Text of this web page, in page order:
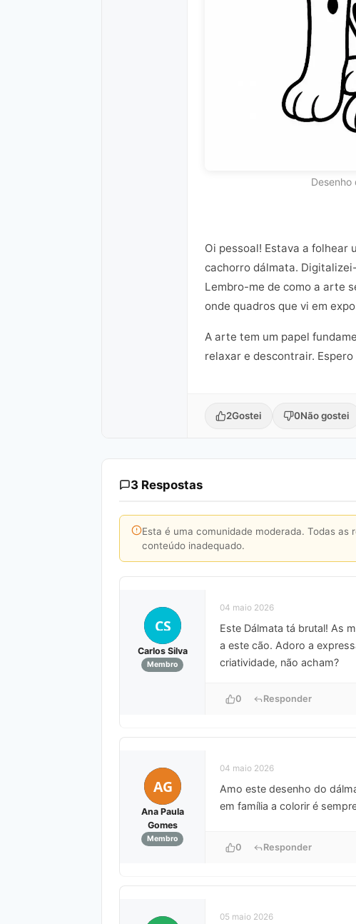
Desenho
Oi pessoal! Estava a folhear
cachorro dálmata.
Lembro-me de como a arte
onde quadros que vi em
A arte tem um papel
relaxar e descontrair.
2Gostei 0Não gostei
3 Respostas
Esta é uma comunidade moderada. Todas
conteúdo inadequado.
CS
Carlos Silva
Membro
04 maio 2026
Este Dálmata tá brutal! As
a este cão. Adoro a
criatividade, não acham?
0 Responder
AG
Ana Paula
Gomes
Membro
04 maio 2026
Amo este desenho do
em família a colorir é
0 Responder
05 maio 2026